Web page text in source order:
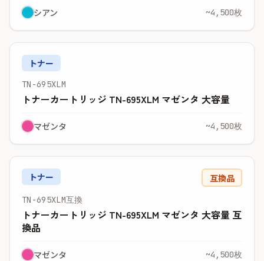
シアン ~4,500枚
トナー
TN-695XLM
トナーカートリッジ TN-695XLM マゼンタ 大容量
マゼンタ ~4,500枚
トナー 互換品
TN-695XLM互換
トナーカートリッジ TN-695XLM マゼンタ 大容量 互
換品
マゼンタ ~4,500枚